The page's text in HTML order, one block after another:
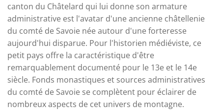
canton du Châtelard qui lui donne son armature
administrative est l'avatar d'une ancienne châtellenie
du comté de Savoie née autour d'une forteresse
aujourd'hui disparue. Pour l'historien médiéviste, ce
petit pays offre la caractéristique d'être
remarquablement documenté pour le 13e et le 14e
siècle. Fonds monastiques et sources administratives
du comté de Savoie se complètent pour éclairer de
nombreux aspects de cet univers de montagne.